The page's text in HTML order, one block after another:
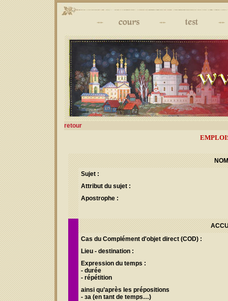
retour
Sujet :
Attribut du sujet :
Apostrophe :
Cas du Complément d'objet direct (COD) :
Lieu - destination :
Expression du temps :
- durée
- répétition
ainsi qu’après les prépositions
- за (en tant de temps…)